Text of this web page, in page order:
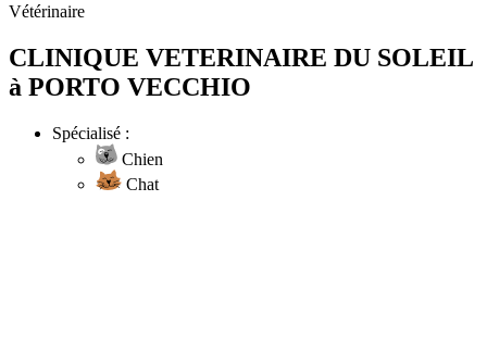
Vétérinaire
CLINIQUE VETERINAIRE DU SOLEIL
à PORTO VECCHIO
Spécialisé :
Chien
Chat